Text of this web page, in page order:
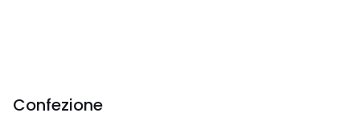
Confezione